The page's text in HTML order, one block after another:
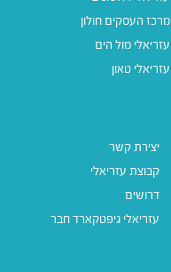
מרכז העסקים חולון
עזריאלי מול הים
עזריאלי טאון
יצירת קשר
קבוצת עזריאלי
דרושים
עזריאלי גיפטקארד חבר‎